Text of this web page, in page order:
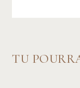
TU